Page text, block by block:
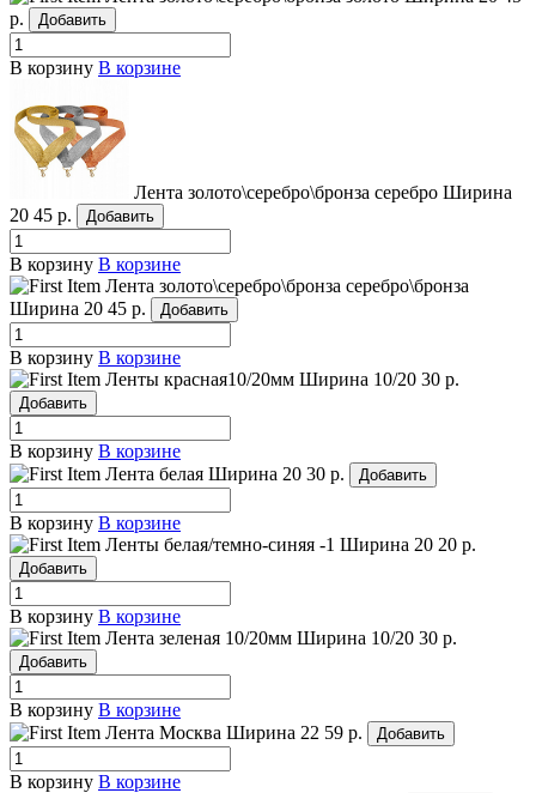
р.
Добавить
В корзину В корзине
Лента золото\серебро\бронза серебро Ширина
20 45 р. Добавить
В корзину В корзине
Лента золото\серебро\бронза серебро\бронза
Ширина 20 45 р. Добавить
В корзину В корзине
Ленты красная10/20мм Ширина 10/20 30 р.
Добавить
В корзину В корзине
Лента белая Ширина 20 30 р. Добавить
В корзину В корзине
Ленты белая/темно-синяя -1 Ширина 20 20 р.
Добавить
В корзину В корзине
Лента зеленая 10/20мм Ширина 10/20 30 р.
Добавить
В корзину В корзине
Лента Москва Ширина 22 59 р. Добавить
В корзину В корзине